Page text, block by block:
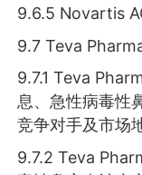
9.6.5 Novartis
9.7 Teva
9.7.1 Teva
息、急性病毒性
竞争对手及市场
9.7.2 Teva